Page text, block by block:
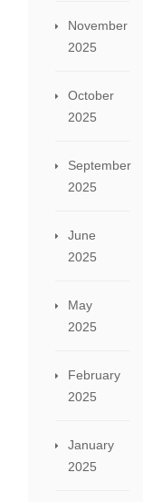
November
2025
October
2025
September
2025
June
2025
May
2025
February
2025
January
2025